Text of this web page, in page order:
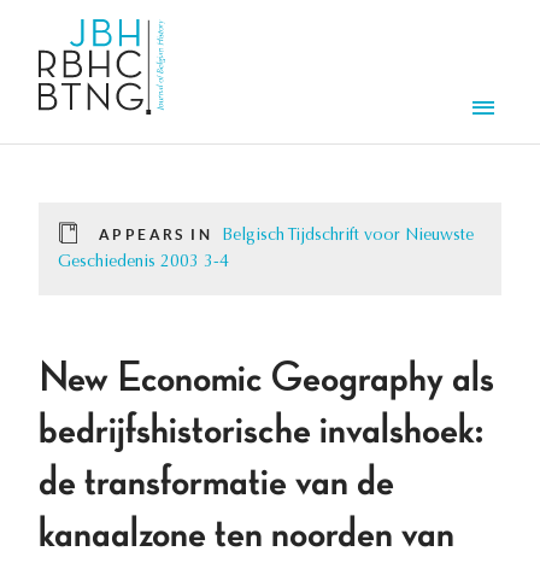
APPEARS IN
Belgisch Tijdschrift voor Nieuwste
Geschiedenis 2003 3-4
New Economic Geography als
bedrijfshistorische invalshoek:
de transformatie van de
kanaalzone ten noorden van